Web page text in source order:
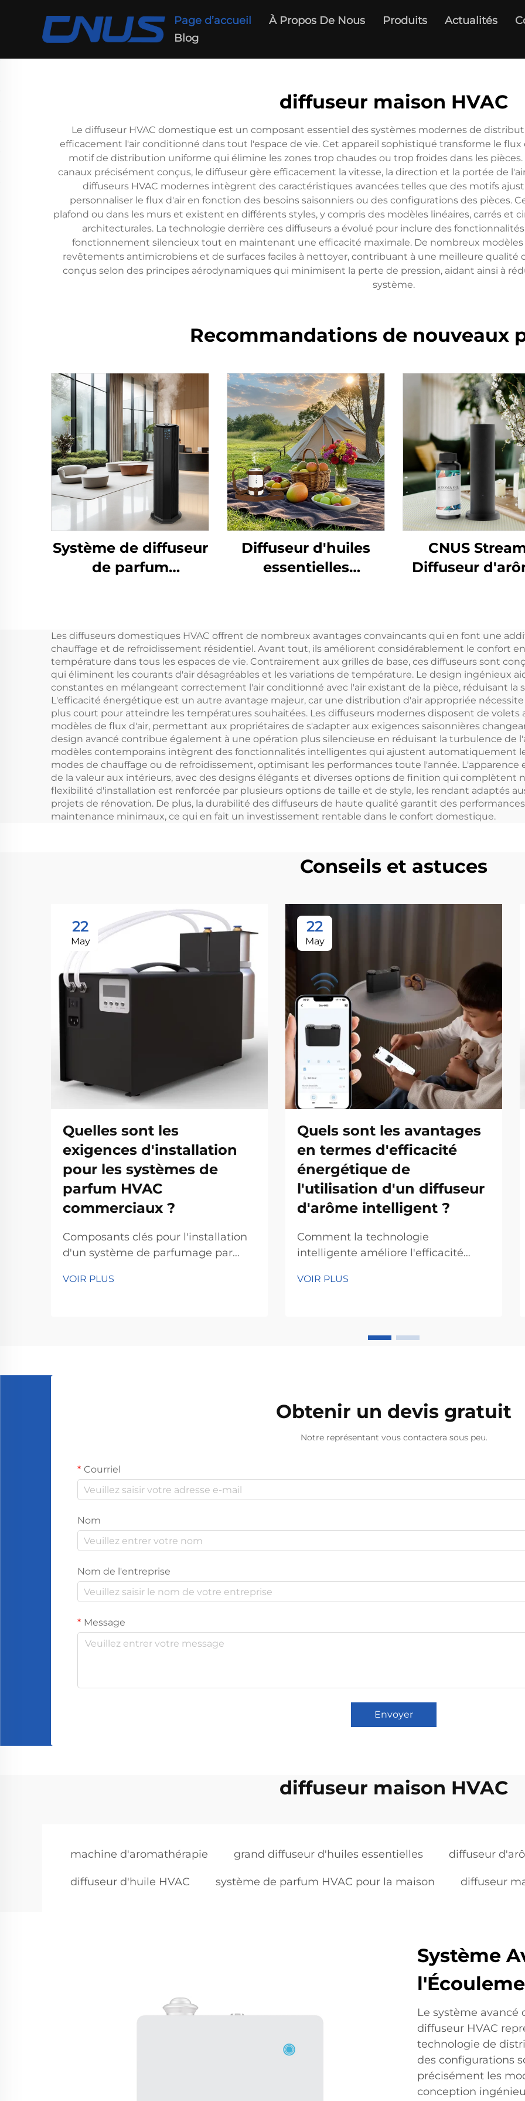
Page d’accueil À Propos De Nous Produits Actualités
Blog
diffuseur maison HVAC
Le diffuseur HVAC domestique est un composant essentiel des systèmes modernes de
efficacement l'air conditionné dans tout l'espace de vie. Cet appareil sophistiqué transforme le
motif de distribution uniforme qui élimine les zones trop chaudes ou trop froides dans les
canaux précisément conçus, le diffuseur gère efficacement la vitesse, la direction et la portée de
diffuseurs HVAC modernes intègrent des caractéristiques avancées telles que des motifs
personnaliser le flux d'air en fonction des besoins saisonniers ou des configurations des pièces.
plafond ou dans les murs et existent en différents styles, y compris des modèles linéaires, carrés et
architecturales. La technologie derrière ces diffuseurs a évolué pour inclure des
fonctionnement silencieux tout en maintenant une efficacité maximale. De nombreux
revêtements antimicrobiens et de surfaces faciles à nettoyer, contribuant à une meilleure qualité
conçus selon des principes aérodynamiques qui minimisent la perte de pression, aidant ainsi à
système.
Recommandations de nouveaux
Système de diffuseur
de parfum
commerciale CNUS
S3000TF
Diffuseur d'huiles
essentielles
désodorisant pour
voiture, sans eau
CNUS
Diffuseur
brume froide
contrôle
sans fil
Les diffuseurs domestiques HVAC offrent de nombreux avantages convaincants qui en font une
chauffage et de refroidissement résidentiel. Avant tout, ils améliorent considérablement le confort
température dans tous les espaces de vie. Contrairement aux grilles de base, ces diffuseurs sont
qui éliminent les courants d'air désagréables et les variations de température. Le design ingénieux
constantes en mélangeant correctement l'air conditionné avec l'air existant de la pièce, réduisant la
L'efficacité énergétique est un autre avantage majeur, car une distribution d'air appropriée
plus court pour atteindre les températures souhaitées. Les diffuseurs modernes disposent de
modèles de flux d'air, permettant aux propriétaires de s'adapter aux exigences saisonnières
design avancé contribue également à une opération plus silencieuse en réduisant la turbulence de
modèles contemporains intègrent des fonctionnalités intelligentes qui ajustent automatiquement
modes de chauffage ou de refroidissement, optimisant les performances toute l'année.
de la valeur aux intérieurs, avec des designs élégants et diverses options de finition qui complètent
flexibilité d'installation est renforcée par plusieurs options de taille et de style, les rendant adaptés
projets de rénovation. De plus, la durabilité des diffuseurs de haute qualité garantit des
maintenance minimaux, ce qui en fait un investissement rentable dans le confort domestique.
Conseils et astuces
22
May
Quelles sont les
exigences d'installation
pour les systèmes de
parfum HVAC
commerciaux ?
Composants clés pour l'installation
d'un système de parfumage par
commercial - Évaluation de la
VOIR PLUS
22
May
Quels sont les avantages
en termes d'efficacité
énergétique de
l'utilisation d'un diffuseur
d'arôme intelligent ?
Comment la technologie
intelligente améliore l'efficacité
d'arômes L'intégration de l'Internet
VOIR PLUS
Obtenir un devis gratuit
Notre représentant vous contactera sous peu.
Courriel
Nom
Nom de l'entreprise
Message
Envoyer
diffuseur maison HVAC
machine d'aromathérapie grand diffuseur d'huiles essentielles diffuseur
diffuseur d'huile HVAC système de parfum HVAC pour la maison diffuseur
Système
Le système
diffuseur HVAC
technologie de
des configurations
précisément les
conception